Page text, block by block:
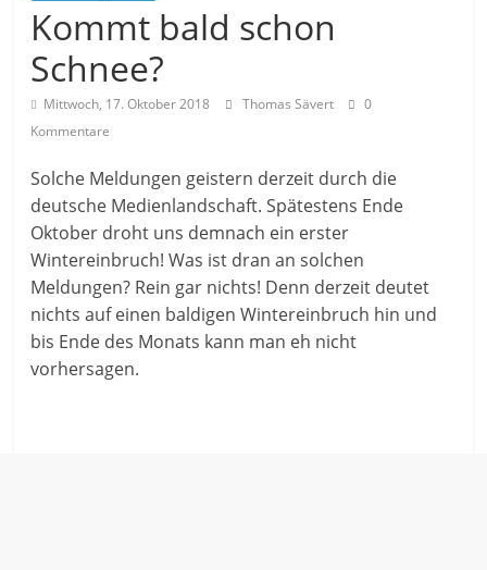
Kommt bald schon
Schnee?
Mittwoch, 17. Oktober 2018 Thomas Sävert
0
Kommentare
Solche Meldungen geistern derzeit durch die
deutsche Medienlandschaft. Spätestens Ende
Oktober droht uns demnach ein erster
Wintereinbruch! Was ist dran an solchen
Meldungen? Rein gar nichts! Denn derzeit deutet
nichts auf einen baldigen Wintereinbruch hin und
bis Ende des Monats kann man eh nicht
vorhersagen.